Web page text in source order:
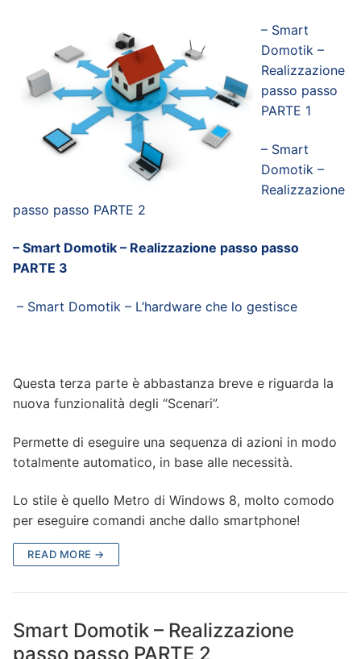
– Smart
Domotik –
Realizzazione
passo passo
PARTE 1
– Smart
Domotik –
Realizzazione
passo passo PARTE 2
– Smart Domotik – Realizzazione passo passo
PARTE 3
– Smart Domotik – L’hardware che lo gestisce
Questa terza parte è abbastanza breve e riguarda la
nuova funzionalità degli “Scenari”.
Permette di eseguire una sequenza di azioni in modo
totalmente automatico, in base alle necessità.
Lo stile è quello Metro di Windows 8, molto comodo
per eseguire comandi anche dallo smartphone!
READ MORE →
Smart Domotik – Realizzazione
passo passo PARTE 2